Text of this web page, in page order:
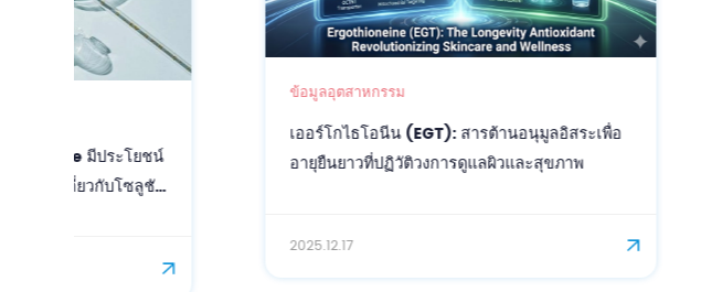
เออร์โกไธโอนีน (EGT): สารต้านอนุมูลอิสระเพื่อ
อายุยืนยาวที่ปฏิวัติวงการดูแลผิวและสุขภาพ
ผลของอัลฟา-บิซา